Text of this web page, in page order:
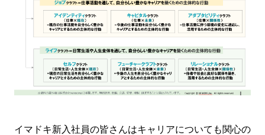
イマドキ新入社員の皆さんはキャリアについても関心の